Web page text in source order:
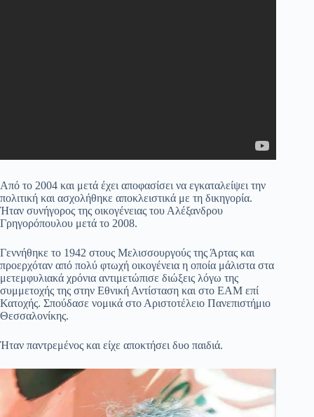
Από το 2004 και μετά έχει αποφασίσει να εγκαταλείψει την
πολιτική και ασχολήθηκε αποκλειστικά με τη δικηγορία.
Ήταν συνήγορος της οικογένειας του Αλέξανδρου
Γρηγορόπουλου μετά το 2008.
Γεννήθηκε το 1942 στους Μελισσουργούς της Άρτας και
προερχόταν από πολύ φτωχή οικογένεια η οποία μάλιστα στα
μετεμφυλιακά χρόνια αντιμετώπισε διώξεις λόγω της
συμμετοχής της στην Εθνική Αντίσταση και στο ΕΑΜ επί
Κατοχής. Σπούδασε νομικά στο Αριστοτέλειο Πανεπιστήμιο
Θεσσαλονίκης.
Ήταν παντρεμένος και είχε αποκτήσει δυο παιδιά.